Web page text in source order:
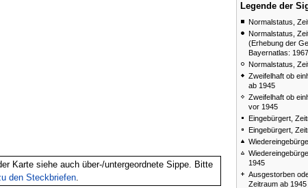
Karte siehe auch über-/untergeordnete Sippe. Bitte
den Steckbriefen.
Legende der
Normalstatus,
Normalstatus,
(Erhebung der
Bayernatlas:
Normalstatus,
Zweifelhaft ob
ab 1945
Zweifelhaft ob
vor 1945
Eingebürgert,
Eingebürgert,
1945
Ausgestorben
Zeitraum ab 1945